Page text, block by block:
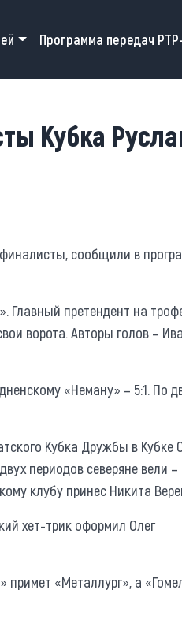
Программа передач
Кубка
сообщили в
претендент на
ворота. Авторы голов –
«Неману» – 5:1. По
Кубка Дружбы в Кубке
периодов северяне вели
клубу принес Никита
хет-трик оформил Олег
«Металлург», а